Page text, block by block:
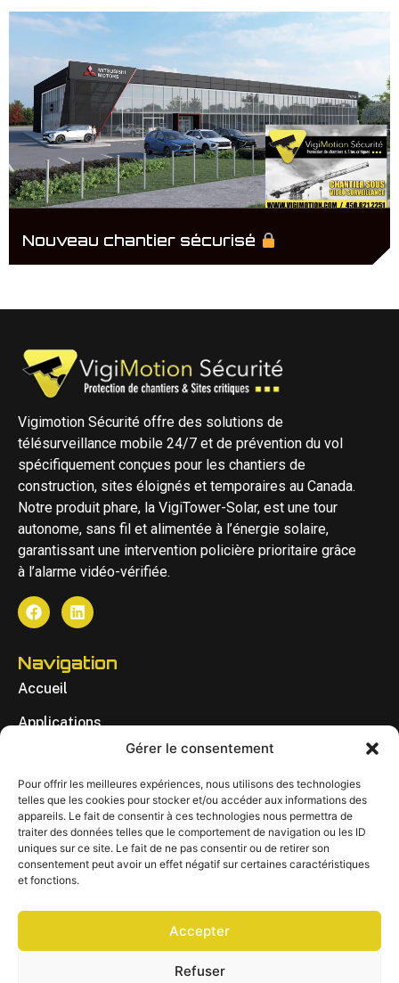
Gérer le consentement
Pour offrir les meilleures expériences, nous utilisons des technologies
telles que les cookies pour stocker et/ou accéder aux informations des
appareils. Le fait de consentir à ces technologies nous permettra de
traiter des données telles que le comportement de navigation ou les ID
uniques sur ce site. Le fait de ne pas consentir ou de retirer son
consentement peut avoir un effet négatif sur certaines caractéristiques
et fonctions.
Accepter
Refuser
Nouveau chantier sécurisé
Vigimotion Sécurité offre des solutions de
télésurveillance mobile 24/7 et de prévention du vol
spécifiquement conçues pour les chantiers de
construction, sites éloignés et temporaires au Canada.
Notre produit phare, la VigiTower-Solar, est une tour
autonome, sans fil et alimentée à l’énergie solaire,
garantissant une intervention policière prioritaire grâce
à l’alarme vidéo-vérifiée.
Navigation
Accueil
Applications
À Propos
Contact
EN